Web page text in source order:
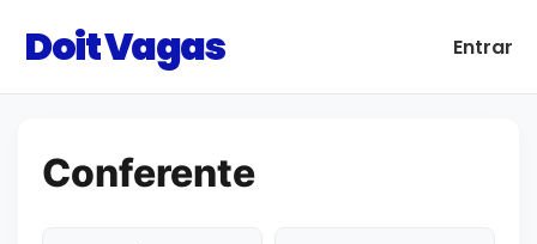
Doit Vagas Entrar
Conferente